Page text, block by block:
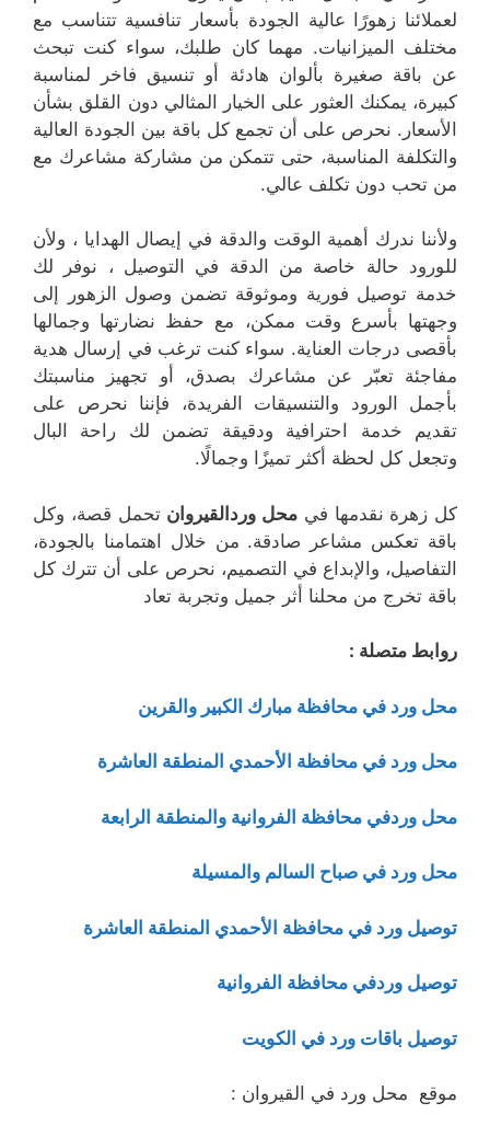
لعملائنا زهورًا عالية الجودة بأسعار تنافسية تتناسب مع
مختلف الميزانيات. مهما كان طلبك، سواء كنت تبحث
عن باقة صغيرة بألوان هادئة أو تنسيق فاخر لمناسبة
كبيرة، يمكنك العثور على الخيار المثالي دون القلق بشأن
الأسعار. نحرص على أن تجمع كل باقة بين الجودة العالية
والتكلفة المناسبة، حتى تتمكن من مشاركة مشاعرك مع
من تحب دون تكلف عالي.
ولأننا ندرك أهمية الوقت والدقة في إيصال الهدايا ، ولأن
للورود حالة خاصة من الدقة في التوصيل ، نوفر لك
خدمة توصيل فورية وموثوقة تضمن وصول الزهور إلى
وجهتها بأسرع وقت ممكن، مع حفظ نضارتها وجمالها
بأقصى درجات العناية. سواء كنت ترغب في إرسال هدية
مفاجئة تعبّر عن مشاعرك بصدق، أو تجهيز مناسبتك
بأجمل الورود والتنسيقات الفريدة، فإننا نحرص على
تقديم خدمة احترافية ودقيقة تضمن لك راحة البال
وتجعل كل لحظة أكثر تميزًا وجمالًا.
كل زهرة نقدمها في محل وردالقيروان تحمل قصة، وكل
باقة تعكس مشاعر صادقة. من خلال اهتمامنا بالجودة،
التفاصيل، والإبداع في التصميم، نحرص على أن تترك كل
باقة تخرج من محلنا أثر جميل وتجربة تعاد
روابط متصلة :
محل ورد في محافظة مبارك الكبير والقرين
محل ورد في محافظة الأحمدي المنطقة العاشرة
محل وردفي محافظة الفروانية والمنطقة الرابعة
محل ورد في صباح السالم والمسيلة
توصيل ورد في محافظة الأحمدي المنطقة العاشرة
توصيل وردفي محافظة الفروانية
توصيل باقات ورد في الكويت
موقع محل ورد في القيروان :